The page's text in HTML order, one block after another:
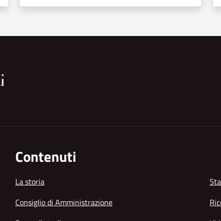
Contenuti
La storia
Consiglio di Amministrazione